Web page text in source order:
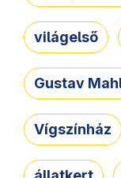
világelső
Gustav
Vígszínház